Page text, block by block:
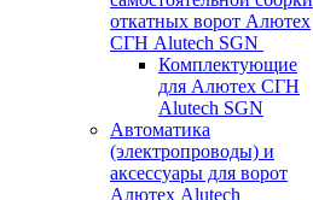
откатных ворот Алютех
СГН Alutech SGN
Комплектующие
для Алютех СГН
Alutech SGN
Автоматика
(электропроводы) и
аксессуары для ворот
Алютех Alutech